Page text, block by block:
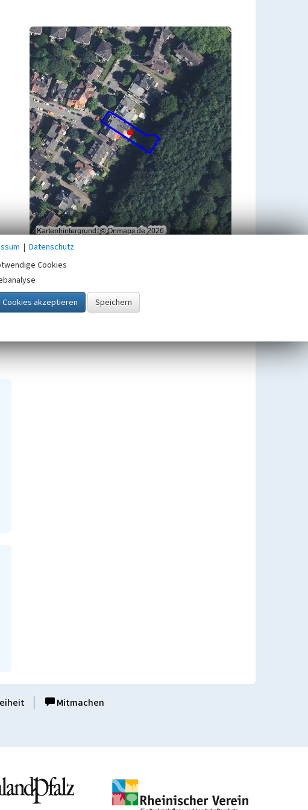
Übergeordnetes Objekt
Beginn 1875
Stadtbezirke und Stadtteile in
Mitmachen
| Datenschutz
Cookies